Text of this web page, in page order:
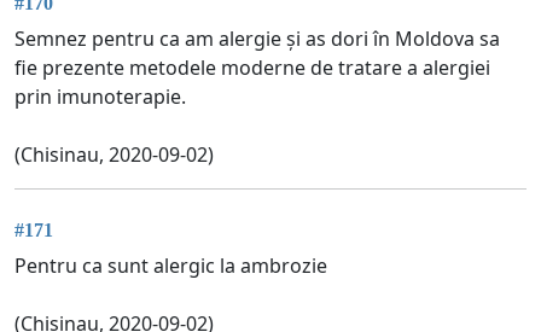
Semnez pentru ca am alergie și as dori în Moldova sa
fie prezente metodele moderne de tratare a alergiei
prin imunoterapie.
(Chisinau, 2020-09-02)
#171
Pentru ca sunt alergic la ambrozie
(Chisinau, 2020-09-02)